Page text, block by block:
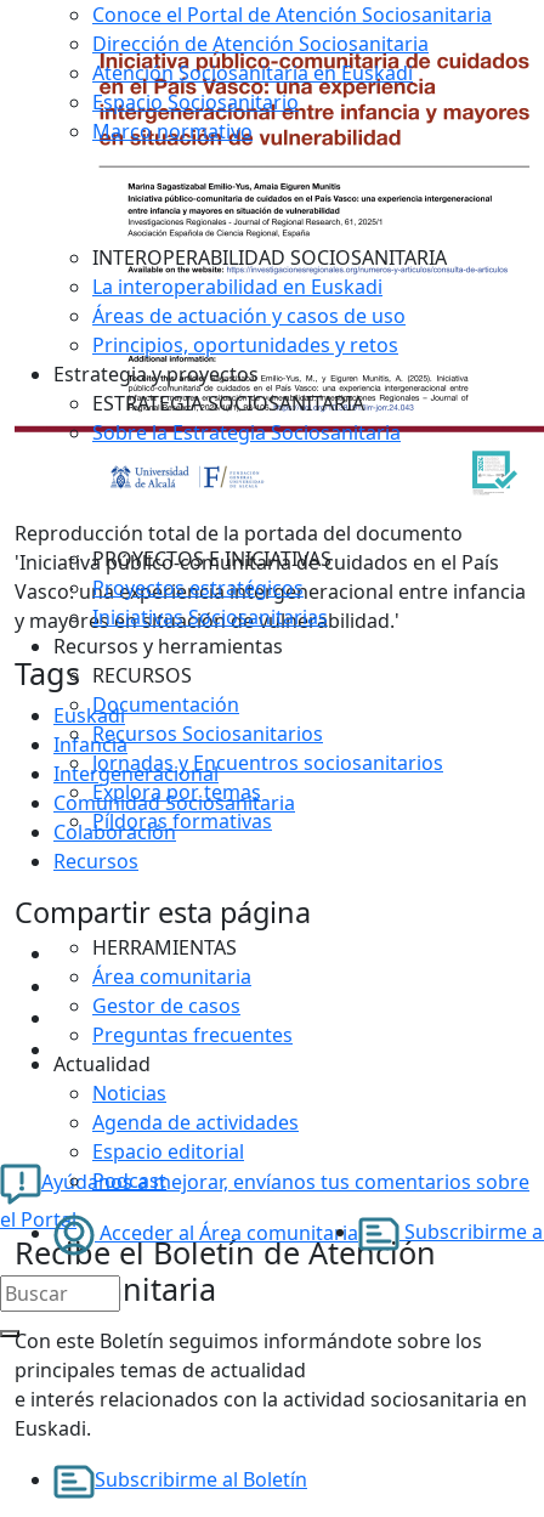
Conoce el Portal de Atención Sociosanitaria
Dirección de Atención Sociosanitaria
Atención Sociosanitaria en Euskadi
Espacio Sociosanitario
Marco normativo
INTEROPERABILIDAD SOCIOSANITARIA
La interoperabilidad en Euskadi
Áreas de actuación y casos de uso
Principios, oportunidades y retos
Estrategia y proyectos
ESTRATEGIA SOCIOSANITARIA
Sobre la Estrategia Sociosanitaria
PROYECTOS E INICIATIVAS
Proyectos estratégicos
Iniciativas Sociosanitarias
Recursos y herramientas
RECURSOS
Documentación
Recursos Sociosanitarios
Jornadas y Encuentros sociosanitarios
Explora por temas
Píldoras formativas
HERRAMIENTAS
Área comunitaria
Gestor de casos
Preguntas frecuentes
Actualidad
Noticias
Agenda de actividades
Espacio editorial
Podcast
Acceder al Área comunitaria
Subscribirme
Reproducción total de la portada del documento
'Iniciativa público-comunitaria de cuidados en el País
Vasco: una experiencia intergeneracional entre infancia
y mayores en situación de vulnerabilidad.'
Tags
Euskadi
Infancia
Intergeneracional
Comunidad Sociosanitaria
Colaboración
Recursos
Compartir esta página
Ayúdanos a mejorar, envíanos tus comentarios sobre
el Portal
Recibe el Boletín de Atención
Sociosanitaria
Con este Boletín seguimos informándote sobre los
principales temas de actualidad
e interés relacionados con la actividad sociosanitaria en
Euskadi.
Subscribirme al Boletín